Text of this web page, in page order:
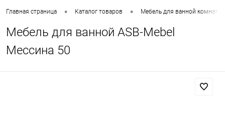
Главная страница • Каталог товаров • Мебель для ванной комнаты
Мебель для ванной ASB-Mebel
Мессина 50